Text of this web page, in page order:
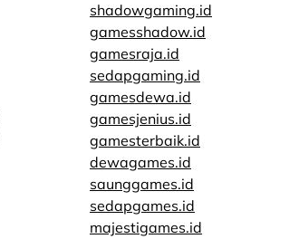
shadowgaming.id
gamesshadow.id
gamesraja.id
sedapgaming.id
gamesdewa.id
gamesjenius.id
gamesterbaik.id
dewagames.id
saunggames.id
sedapgames.id
majestigames.id